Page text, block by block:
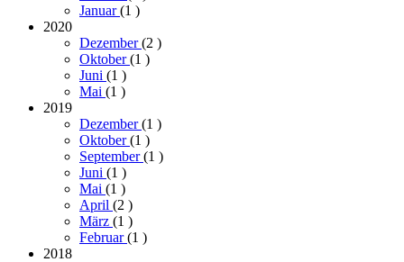
Januar(1 )
2020
Dezember(2 )
Oktober(1 )
Juni (1 )
Mai (1 )
2019
Dezember(1 )
Oktober(1 )
September(1 )
Juni (1 )
Mai (1 )
April (2 )
März (1 )
Februar(1 )
2018